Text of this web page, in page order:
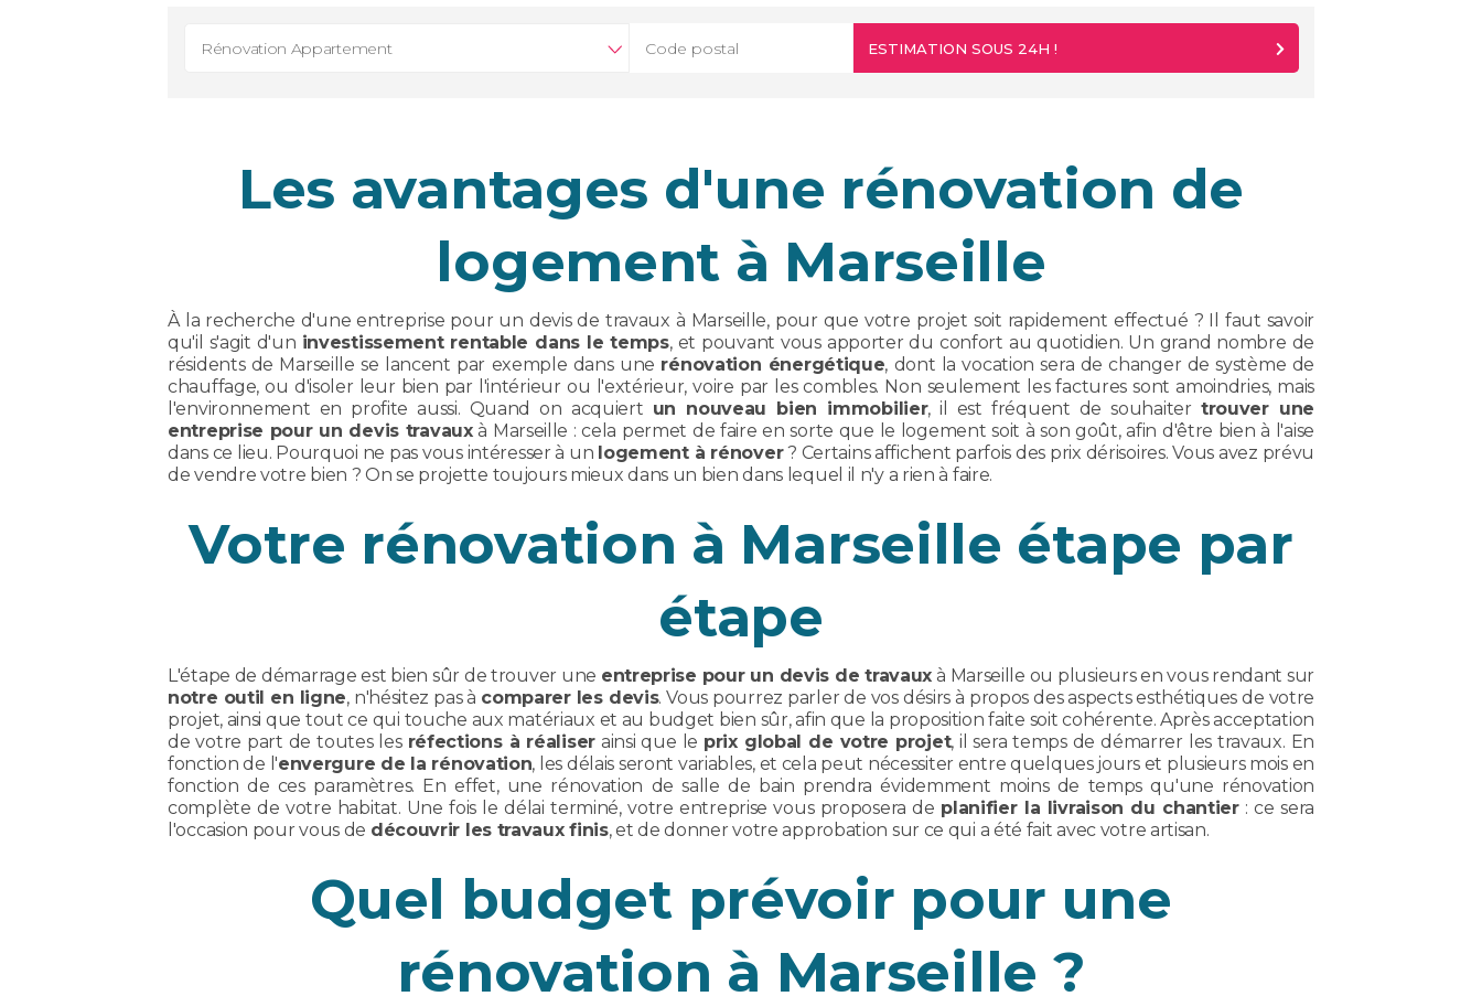
Rénovation Appartement ESTIMATION SOUS 24H !
Les avantages d'une rénovation de
logement à Marseille
À la recherche d'une entreprise pour un devis de travaux à Marseille, pour que votre projet soit rapidement effectué ? Il faut savoir
qu'il s'agit d'un investissement rentable dans le temps, et pouvant vous apporter du confort au quotidien. Un grand nombre de
résidents de Marseille se lancent par exemple dans une rénovation énergétique, dont la vocation sera de changer de système de
chauffage, ou d'isoler leur bien par l'intérieur ou l'extérieur, voire par les combles. Non seulement les factures sont amoindries, mais
l'environnement en profite aussi. Quand on acquiert un nouveau bien immobilier, il est fréquent de souhaiter trouver une
entreprise pour un devis travauxà Marseille : cela permet de faire en sorte que le logement soit à son goût, afin d'être bien à l'aise
dans ce lieu. Pourquoi ne pas vous intéresser à un logement à rénover? Certains affichent parfois des prix dérisoires. Vous avez prévu
de vendre votre bien ? On se projette toujours mieux dans un bien dans lequel il n'y a rien à faire.
Votre rénovation à Marseille étape par
étape
L'étape de démarrage est bien sûr de trouver une entreprise pour un devis de travaux à Marseille ou plusieurs en vous rendant sur
notre outil en ligne, n'hésitez pas à comparer les devis. Vous pourrez parler de vos désirs à propos des aspects esthétiques de votre
projet, ainsi que tout ce qui touche aux matériaux et au budget bien sûr, afin que la proposition faite soit cohérente. Après acceptation
de votre part de toutes les réfections à réaliserainsi que le prix global de votre projet, il sera temps de démarrer les travaux. En
fonction de l'envergure de la rénovation, les délais seront variables, et cela peut nécessiter entre quelques jours et plusieurs mois en
fonction de ces paramètres. En effet, une rénovation de salle de bain prendra évidemment moins de temps qu'une rénovation
complète de votre habitat. Une fois le délai terminé, votre entreprise vous proposera de planifier la livraison du chantier: ce sera
l'occasion pour vous de découvrir les travaux finis, et de donner votre approbation sur ce qui a été fait avec votre artisan.
Quel budget prévoir pour une
rénovation à Marseille ?